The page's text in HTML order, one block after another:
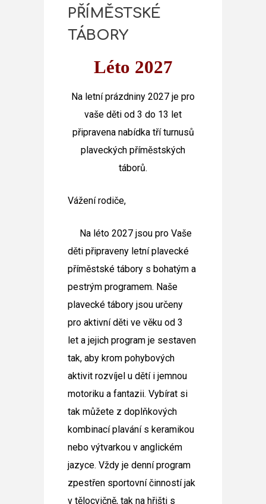
PŘÍMĚSTSKÉ
TÁBORY
Léto 2027
Na letní prázdniny 2027 je pro
vaše děti od 3 do 13 let
připravena nabídka tří turnusů
plaveckých příměstských
táborů.
Vážení rodiče,
Na léto 2027 jsou pro Vaše
děti připraveny letní plavecké
příměstské tábory s bohatým a
pestrým programem. Naše
plavecké tábory jsou určeny
pro aktivní děti ve věku od 3
let a jejich program je sestaven
tak, aby krom pohybových
aktivit rozvíjel u dětí i jemnou
motoriku a fantazii. Vybírat si
tak můžete z doplňkových
kombinací plavání s keramikou
nebo výtvarkou v anglickém
jazyce. Vždy je denní program
zpestřen sportovní činností jak
v tělocvičně, tak na hřišti s